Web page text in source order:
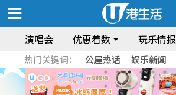
演唱会 优惠着数 玩乐情报
热门关键词： 公屋热话 娱乐新闻